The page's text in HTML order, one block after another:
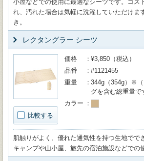
小屋などでの使用に最適なシーツです。コス
れ、汚れた場合は気軽に洗濯していただけま
き。
レクタングラー シーツ
比較する
価格
¥3,850（税込）
品番
#1121455
重量
344g（354g）※
グを含む総重量で
カラー
肌触りがよく、優れた通気性を持つ生地でで
キャンプや山小屋、旅先の宿泊施設などでの